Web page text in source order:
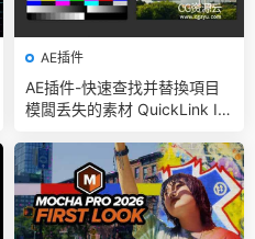
AE插件
AE插件-快速查找并替換項目
模闆丢失的素材 QuickLink Ite